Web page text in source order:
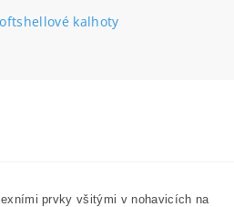
kalhoty
prvky všitými v nohavicích na